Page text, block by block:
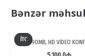
Bənzər
İTCNT90MB, HD VİDEO